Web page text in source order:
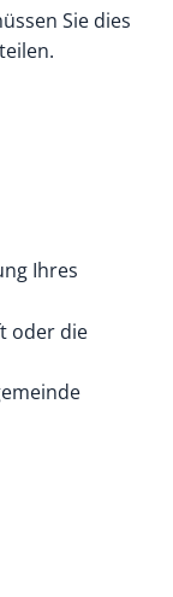
Sie dies
Ihres
oder die